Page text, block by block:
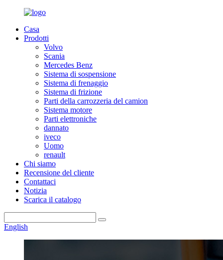
Casa
Prodotti
Volvo
Scania
Mercedes Benz
Sistema di sospensione
Sistema di frenaggio
Sistema di frizione
Parti della carrozzeria del camion
Sistema motore
Parti elettroniche
dannato
iveco
Uomo
renault
Chi siamo
Recensione del cliente
Contattaci
Notizia
Scarica il catalogo
English